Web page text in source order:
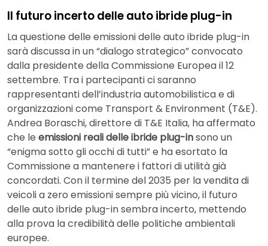
Il futuro incerto delle auto ibride plug-in
La questione delle emissioni delle auto ibride plug-in
sarà discussa in un “dialogo strategico” convocato
dalla presidente della Commissione Europea il 12
settembre. Tra i partecipanti ci saranno
rappresentanti dell’industria automobilistica e di
organizzazioni come Transport & Environment (T&E).
Andrea Boraschi, direttore di T&E Italia, ha affermato
che le emissioni reali delle ibride plug-insono un
“enigma sotto gli occhi di tutti” e ha esortato la
Commissione a mantenere i fattori di utilità già
concordati. Con il termine del 2035 per la vendita di
veicoli a zero emissioni sempre più vicino, il futuro
delle auto ibride plug-in sembra incerto, mettendo
alla prova la credibilità delle politiche ambientali
europee.